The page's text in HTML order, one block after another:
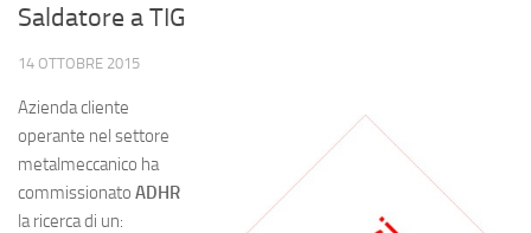
Saldatore a TIG
14 OTTOBRE 2015
Azienda cliente
operante nel settore
metalmeccanico ha
commissionato ADHR
la ricerca di un: